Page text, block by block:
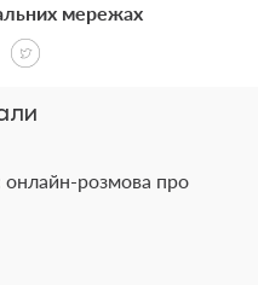
онлайн-розмова про
мережах